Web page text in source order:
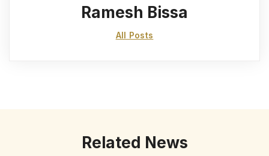
Ramesh Bissa
All Posts
Related News